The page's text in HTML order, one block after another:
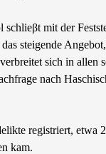
mit der
steigende
sich in
nach
registriert,
kam.